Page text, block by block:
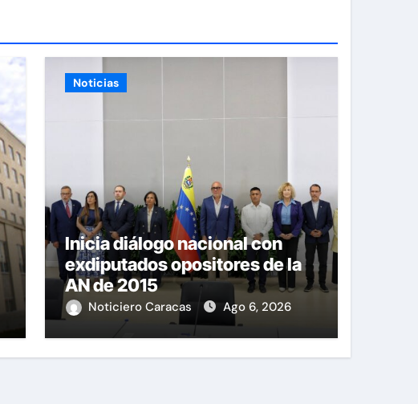
Noticias
Inicia diálogo nacional con
exdiputados opositores de la
AN de 2015
Noticiero Caracas Ago 6, 2026